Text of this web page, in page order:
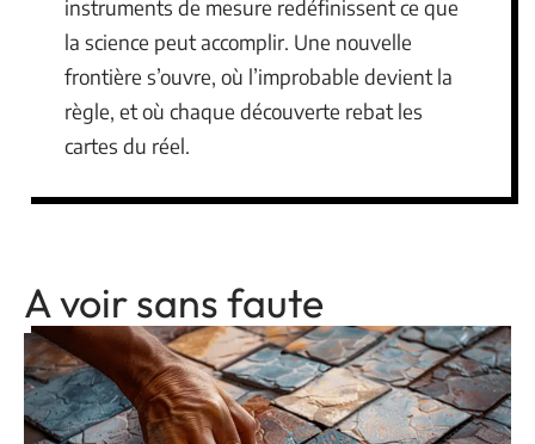
déjà démontrée en laboratoire.
Réseaux de capteurs avancés: exploiter la
cohérence quantique pour mesurer le temps,
l’espace ou les champs magnétiques avec une
précision inégalée.
Latechnologie quantiqueesquisse donc un
la science peut accomplir. Une nouvelle
frontière s’ouvre, où l’improbable devient la
règle, et où chaque découverte rebat les
cartes du réel.